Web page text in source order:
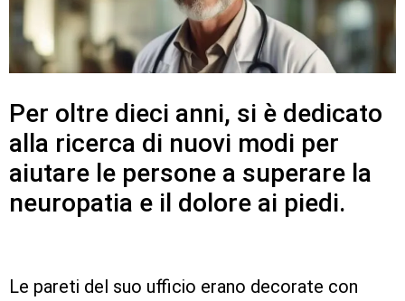
Per oltre dieci anni, si è dedicato
alla ricerca di nuovi modi per
aiutare le persone a superare la
neuropatia e il dolore ai piedi.
Le pareti del suo ufficio erano decorate con